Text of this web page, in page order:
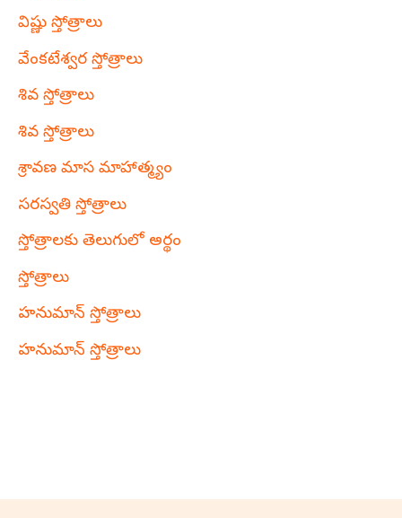
విష్ణు స్తోత్రాలు
వేంకటేశ్వర స్తోత్రాలు
శివ స్తోత్రాలు
శివ స్తోత్రాలు
శ్రావణ మాస మాహాత్మ్యం
సరస్వతి స్తోత్రాలు
స్తోత్రాలకు తెలుగులో అర్థం
స్తోత్రాలు
హనుమాన్ స్తోత్రాలు
హనుమాన్ స్తోత్రాలు